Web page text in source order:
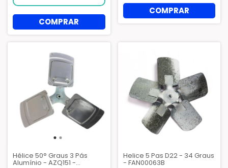
Hélice 50° Graus 3 Pás
Alumínio - AZQ151 -
Helice 5 Pas D22 - 34 Graus
- FAN00063B